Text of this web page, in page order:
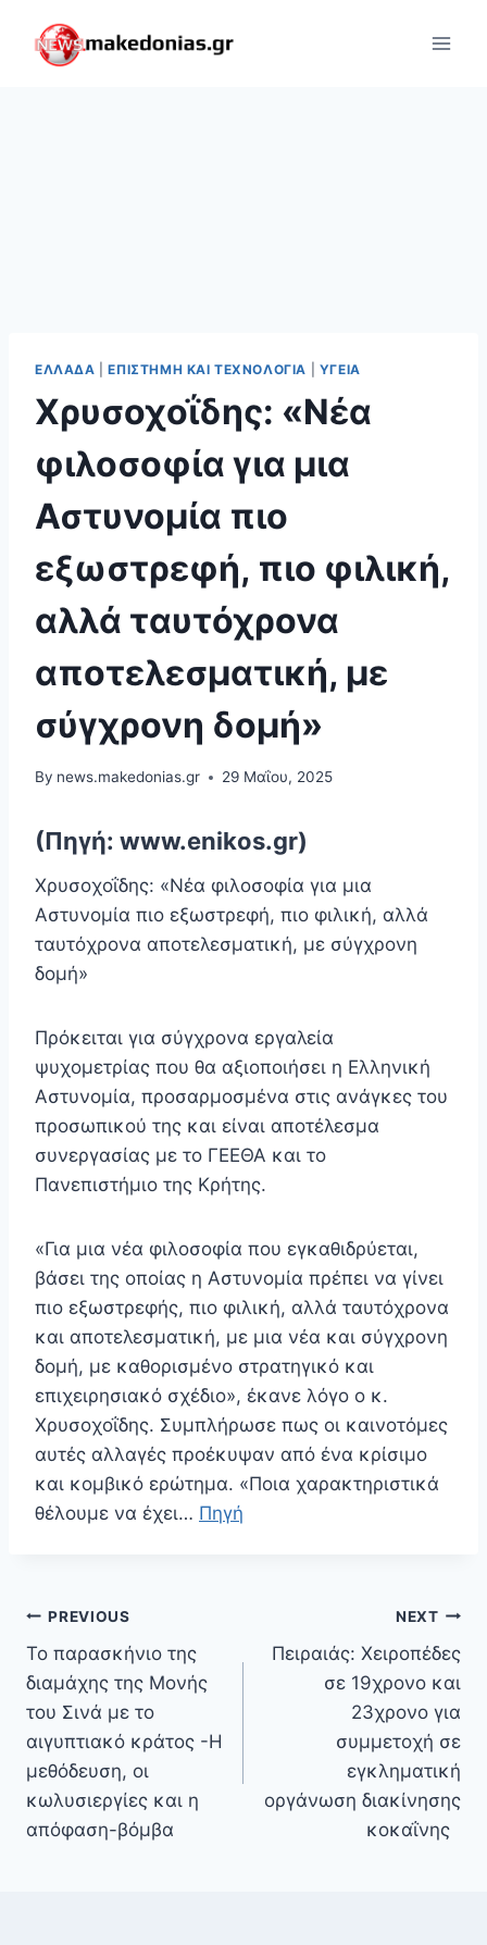
content
ΕΛΛΆΔΑ |ΕΠΙΣΤΉΜΗ ΚΑΙ ΤΕΧΝΟΛΟΓΊΑ ΥΓΕΊΑ
Χρυσοχοΐδης: «Νέα
φιλοσοφία για μια
Αστυνομία πιο
εξωστρεφή, πιο φιλική,
αλλά ταυτόχρονα
αποτελεσματική, με
σύγχρονη δομή»
By news.makedonias.gr 29 Μαΐου, 2025
(Πηγή: www.enikos.gr)
Χρυσοχοΐδης: «Νέα φιλοσοφία για μια
Αστυνομία πιο εξωστρεφή, πιο φιλική, αλλά
ταυτόχρονα αποτελεσματική, με σύγχρονη
δομή»
Πρόκειται για σύγχρονα εργαλεία
ψυχομετρίας που θα αξιοποιήσει η Ελληνική
Αστυνομία, προσαρμοσμένα στις ανάγκες του
προσωπικού της και είναι αποτέλεσμα
συνεργασίας με το ΓΕΕΘΑ και το
Πανεπιστήμιο της Κρήτης.
«Για μια νέα φιλοσοφία που εγκαθιδρύεται,
βάσει της οποίας η Αστυνομία πρέπει να γίνει
πιο εξωστρεφής, πιο φιλική, αλλά ταυτόχρονα
και αποτελεσματική, με μια νέα και σύγχρονη
δομή, με καθορισμένο στρατηγικό και
επιχειρησιακό σχέδιο», έκανε λόγο ο κ.
Χρυσοχοΐδης. Συμπλήρωσε πως οι καινοτόμες
αυτές αλλαγές προέκυψαν από ένα κρίσιμο
και κομβικό ερώτημα. «Ποια χαρακτηριστικά
θέλουμε να έχει… Πηγή
Πλοήγηση
άρθρων
PREVIOUS
Το παρασκήνιο της
διαμάχης της Μονής
του Σινά με το
αιγυπτιακό κράτος -Η
μεθόδευση, οι
κωλυσιεργίες και η
απόφαση-βόμβα
NEXT
Πειραιάς: Χειροπέδες
σε 19χρονο και
23χρονο για
συμμετοχή σε
εγκληματική
οργάνωση διακίνησης
κοκαΐνης